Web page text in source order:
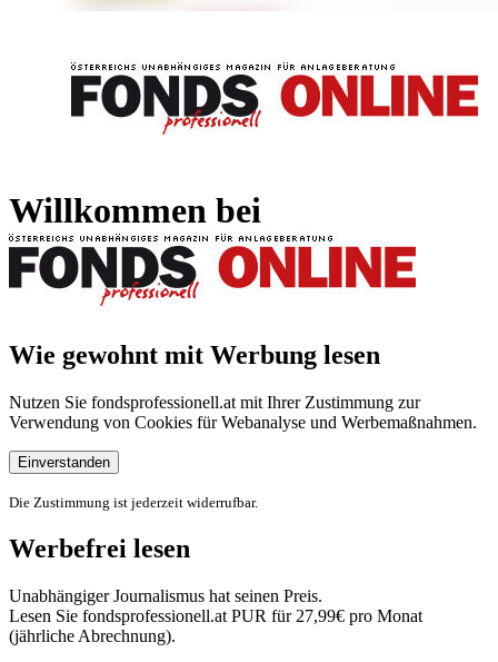
Willkommen bei
Wie gewohnt mit Werbung lesen
Nutzen Sie fondsprofessionell.at mit Ihrer Zustimmung zur
Verwendung von Cookies für Webanalyse und Werbemaßnahmen.
Einverstanden
Die Zustimmung ist jederzeit widerrufbar.
Werbefrei lesen
Unabhängiger Journalismus hat seinen Preis.
Lesen Sie fondsprofessionell.at PUR für 27,99€ pro Monat
(jährliche Abrechnung).